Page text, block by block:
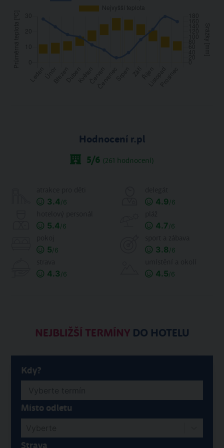
Hodnocení r.pl
5/6 (261 hodnocení)
3.4/6 4.9/6
5.4/6 4.7/6
5/6 3.8/6
4.3/6 4.5/6
NEJBLIŽŠÍ TERMÍNYDO HOTELU
Kdy?
Místo odletu
Strava